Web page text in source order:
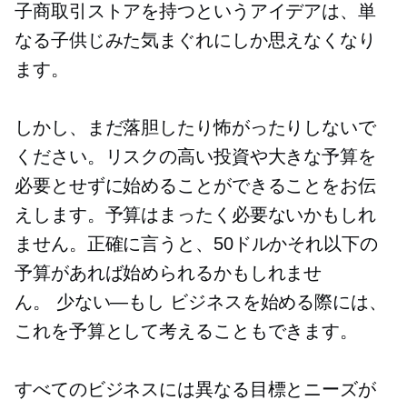
子商取引ストアを持つというアイデアは、単
なる子供じみた気まぐれにしか思えなくなり
ます。
しかし、まだ落胆したり怖がったりしないで
ください。リスクの高い投資や大きな予算を
必要とせずに始めることができることをお伝
えします。予算はまったく必要ないかもしれ
ません。正確に言うと、50ドルかそれ以下の
予算があれば始められるかもしれませ
ん。 少ない—もし ビジネスを始める際には、
これを予算として考えることもできます。
すべてのビジネスには異なる目標とニーズが